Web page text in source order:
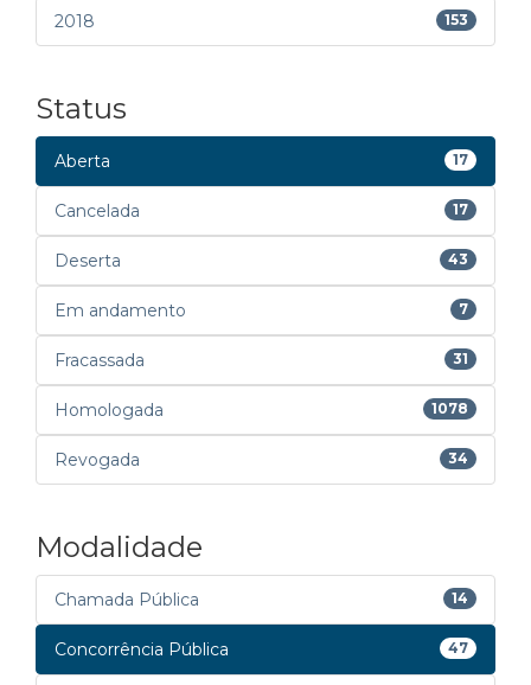
2018 153
Status
Aberta 17
Cancelada 17
Deserta 43
Em andamento 7
Fracassada 31
Homologada 1078
Revogada 34
Modalidade
Chamada Pública 14
Concorrência Pública 47